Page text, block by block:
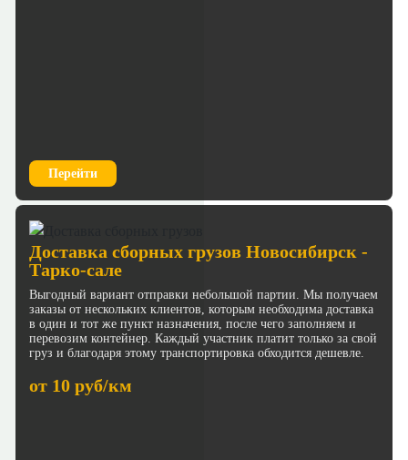
Перейти
Доставка сборных грузов Новосибирск -
Тарко-сале
Выгодный вариант отправки небольшой партии. Мы получаем
заказы от нескольких клиентов, которым необходима доставка
в один и тот же пункт назначения, после чего заполняем и
перевозим контейнер. Каждый участник платит только за свой
груз и благодаря этому транспортировка обходится дешевле.
от 10 руб/км